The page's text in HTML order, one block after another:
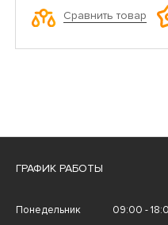
Сравнить товар
ГРАФИК РАБОТЫ
Понедельник 09:00 -